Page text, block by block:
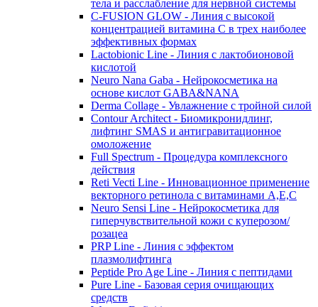
тела и расслабление для нервной системы
C-FUSION GLOW - Линия с высокой
концентрацией витамина C в трех наиболее
эффективных формах
Lactobionic Line - Линия с лактобионовой
кислотой
Neuro Nana Gaba - Нейрокосметика на
основе кислот GABA&NANA
Derma Collage - Увлажнение с тройной силой
Contour Architect - Биомикронидлинг,
лифтинг SMAS и антигравитационное
омоложение
Full Spectrum - Процедура комплексного
действия
Reti Vecti Line - Инновационное применение
векторного ретинола с витаминами A,Е,С
Neuro Sensi Line - Нейрокосметика для
гиперчувствительной кожи с куперозом/
розацеа
PRP Line - Линия с эффектом
плазмолифтинга
Peptide Pro Age Line - Линия с пептидами
Pure Line - Базовая серия очищающих
средств